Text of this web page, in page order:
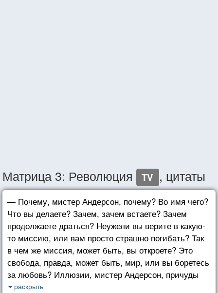
Матрица 3: Революция TV , цитаты
— Почему, мистер Андерсон, почему? Во имя чего?
Что вы делаете? Зачем, зачем встаете? Зачем
продолжаете драться? Неужели вы верите в какую-
то миссию, или вам просто страшно погибать? Так
в чем же миссия, может быть, вы откроете? Это
свобода, правда, может быть, мир, или вы боретесь
за любовь? Иллюзии, мистер Андерсон, причуды
восприятия. Хрупкие логические теории слабого
раскрыть